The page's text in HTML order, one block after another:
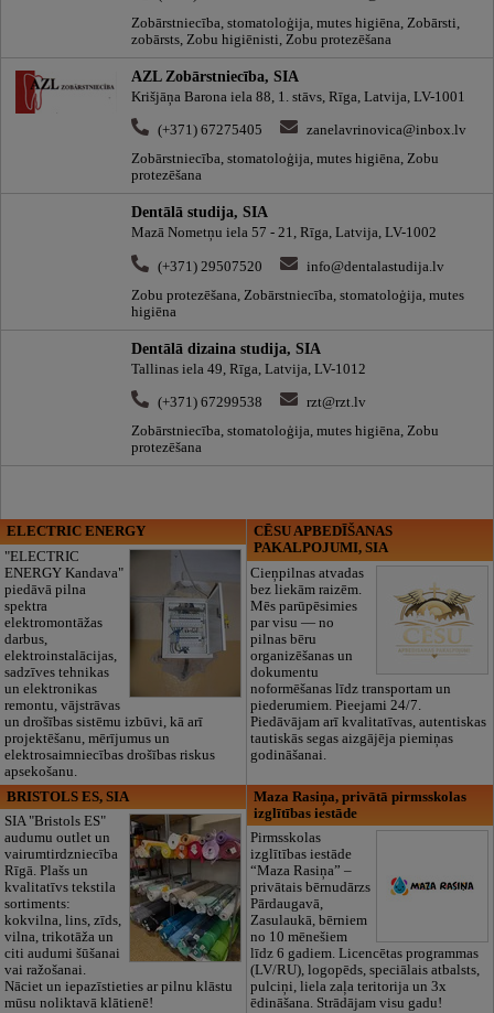
Zobārstniecība, stomatoloģija, mutes higiēna, Zobārsti,
zobārsts, Zobu higiēnisti, Zobu protezēšana
AZL Zobārstniecība, SIA
Krišjāņa Barona iela 88, 1. stāvs, Rīga, Latvija, LV-1001
(+371) 67275405
zanelavrinovica@inbox.lv
Zobārstniecība, stomatoloģija, mutes higiēna, Zobu
protezēšana
Dentālā studija, SIA
Mazā Nometņu iela 57 - 21, Rīga, Latvija, LV-1002
(+371) 29507520
info@dentalastudija.lv
Zobu protezēšana, Zobārstniecība, stomatoloģija, mutes
higiēna
Dentālā dizaina studija, SIA
Tallinas iela 49, Rīga, Latvija, LV-1012
(+371) 67299538
rzt@rzt.lv
Zobārstniecība, stomatoloģija, mutes higiēna, Zobu
protezēšana
ELECTRIC ENERGY
"ELECTRIC
ENERGY Kandava"
piedāvā pilna
spektra
elektromontāžas
darbus,
elektroinstalācijas,
sadzīves tehnikas
un elektronikas
remontu, vājstrāvas
un drošības sistēmu izbūvi, kā arī
projektēšanu, mērījumus un
elektrosaimniecības drošības riskus
apsekošanu.
CĒSU APBEDĪŠANAS
PAKALPOJUMI, SIA
Cieņpilnas atvadas
bez liekām raizēm.
Mēs parūpēsimies
par visu — no
pilnas bēru
organizēšanas un
dokumentu
noformēšanas līdz transportam un
piederumiem. Pieejami 24/7.
Piedāvājam arī kvalitatīvas, autentiskas
tautiskās segas aizgājēja piemiņas
godināšanai.
BRISTOLS ES, SIA
SIA "Bristols ES"
audumu outlet un
vairumtirdzniecība
Rīgā. Plašs un
kvalitatīvs tekstila
sortiments:
kokvilna, lins, zīds,
vilna, trikotāža un
citi audumi šūšanai
vai ražošanai.
Nāciet un iepazīstieties ar pilnu klāstu
mūsu noliktavā klātienē!
Maza Rasiņa, privātā pirmsskolas
izglītības iestāde
Pirmsskolas
izglītības iestāde
“Maza Rasiņa” –
privātais bērnudārzs
Pārdaugavā,
Zasulaukā, bērniem
no 10 mēnešiem
līdz 6 gadiem. Licencētas programmas
(LV/RU), logopēds, speciālais atbalsts,
pulciņi, liela zaļa teritorija un 3x
ēdināšana. Strādājam visu gadu!